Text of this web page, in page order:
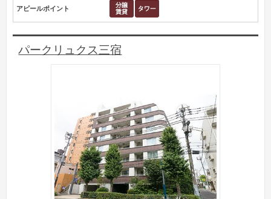
アピールポイント
パークリュクス三宿